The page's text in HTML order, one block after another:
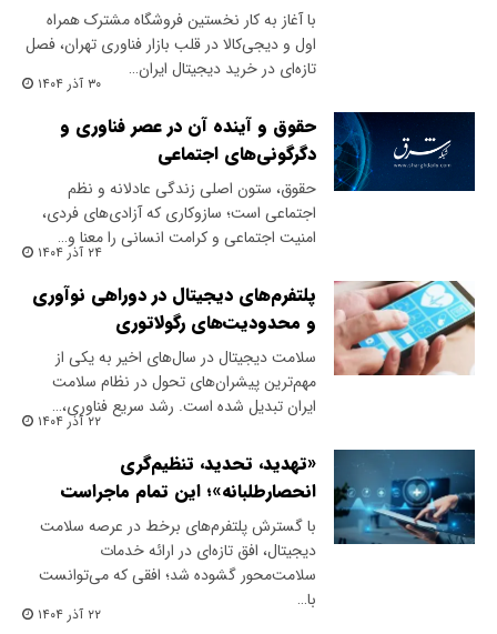
با آغاز به کار نخستین فروشگاه مشترک همراه
اول و دیجی‌کالا در قلب بازار فناوری تهران، فصل
تازه‌ای در خرید دیجیتال ایران…
۳۰ آذر ۱۴۰۴
حقوق و آینده آن در عصر فناوری و
دگرگونی‌های اجتماعی
حقوق، ستون اصلی زندگی عادلانه و نظم
اجتماعی است؛ سازوکاری که آزادی‌های فردی،
امنیت اجتماعی و کرامت انسانی را معنا و…
۲۴ آذر ۱۴۰۴
پلتفرم‌های دیجیتال در دوراهی نوآوری
و محدودیت‌های رگولاتوری
سلامت دیجیتال در سال‌های اخیر به یکی از
مهم‌ترین پیشران‌های تحول در نظام سلامت
ایران تبدیل شده است. رشد سریع فناوری،…
۲۲ آذر ۱۴۰۴
«تهدید، تحدید، تنظیم‌گری
انحصارطلبانه»؛ این تمام ماجراست
با گسترش پلتفرم‌های برخط در عرصه سلامت
دیجیتال، افق تازه‌ای در ارائه خدمات
سلامت‌محور گشوده شد؛ افقی که می‌توانست
با…
۲۲ آذر ۱۴۰۴